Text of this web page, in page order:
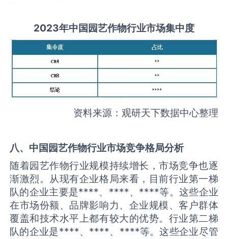
2023年中国园艺作物行业市场集中度
资料来源：观研天下数据中心整理
八、中国园艺作物行业市场竞争格局分析
随着园艺作物行业规模持续增长，市场竞争也逐
渐激烈。从现有企业格局来看，目前行业第一梯
队的企业主要是****、****、****等。这些企业
在市场份额、品牌影响力、企业规模、客户群体
覆盖和技术水平上都有较大的优势。行业第二梯
队的企业是****、****、****等。这些企业尽管